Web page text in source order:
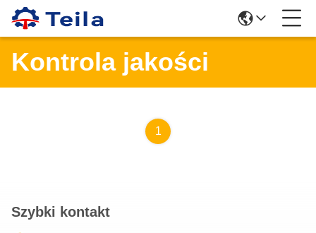
Kontrola jakości
1
Szybki kontakt